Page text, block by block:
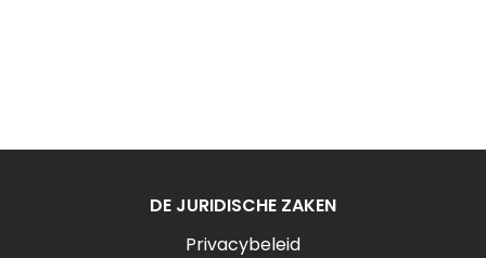
DE JURIDISCHE ZAKEN
Privacybeleid